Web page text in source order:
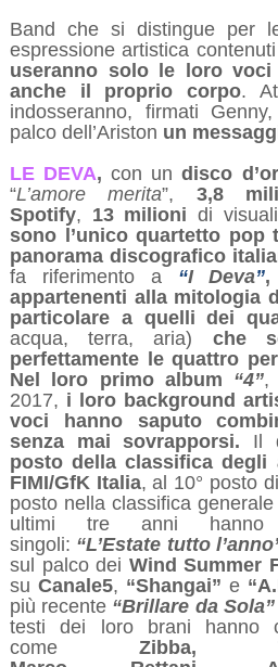
Band che si distingue per
espressione artistica
useranno solo le loro voci
anche il proprio corpo.
indosseranno, firmati Genny,
palco dell’Ariston un
LE DEVA,con undisco
“L’amore merita”, 3,8
Spotify, 13 milioni di
sono l’unico quartetto pop
panorama discografico
fa riferimento a “I Deva”,
appartenenti alla mitologia
particolare a quelli dei
acqua, terra, aria) che
perfettamente le quattro
Nel loro primo album “4”,
2017, i loro background
voci hanno saputo
senza mai sovrapporsi. Il
posto della classifica
FIMI/GfK Italia, al 10° posto
posto nella classifica
ultimi tre anni hanno
singoli: “L’Estate tutto
sul palco dei Wind Summer
su Canale5, “Shangai” e
più recente “Brillare da Sola”
testi dei loro brani hanno
come Zibba,